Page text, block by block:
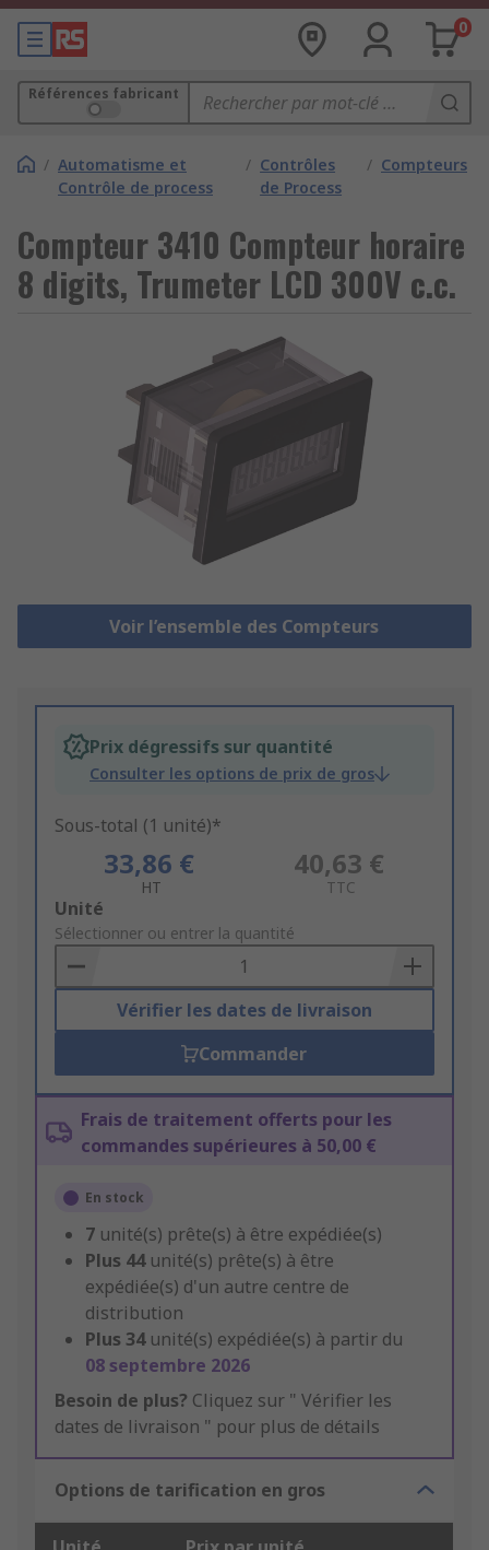
0
Références fabricant
/ Automatisme et
Contrôle de process
/ Contrôles
de Process
/ Compteurs
Compteur 3410 Compteur horaire
8 digits, Trumeter LCD 300V c.c.
Voir l’ensemble des Compteurs
Prix dégressifs sur quantité
Consulter les options de prix de gros
Sous-total (1 unité)*
33,86 €
HT
40,63 €
TTC
Add
to
Basket
Unité
Sélectionner ou entrer la quantité
Vérifier les dates de livraison
Commander
Frais de traitement offerts pour les
commandes supérieures à 50,00 €
En stock
7 unité(s) prête(s) à être expédiée(s)
Plus 44 unité(s) prête(s) à être
expédiée(s) d'un autre centre de
distribution
Plus 34 unité(s) expédiée(s) à partir du
08 septembre 2026
Besoin de plus? Cliquez sur " Vérifier les
dates de livraison " pour plus de détails
Options de tarification en gros